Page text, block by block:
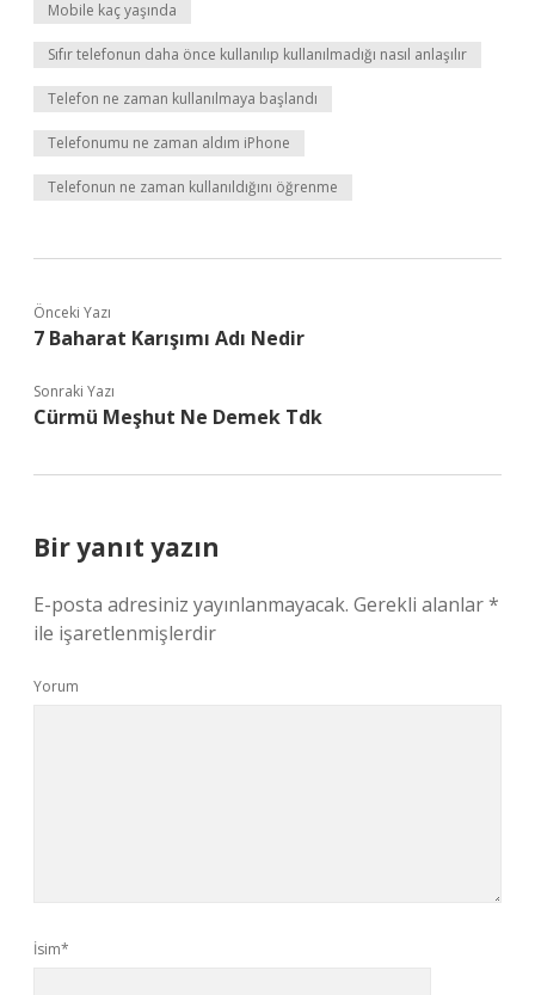
Mobile kaç yaşında
Sıfır telefonun daha önce kullanılıp kullanılmadığı nasıl anlaşılır
Telefon ne zaman kullanılmaya başlandı
Telefonumu ne zaman aldım iPhone
Telefonun ne zaman kullanıldığını öğrenme
Önceki Yazı
7 Baharat Karışımı Adı Nedir
Sonraki Yazı
Cürmü Meşhut Ne Demek Tdk
Bir yanıt yazın
E-posta adresiniz yayınlanmayacak. Gerekli alanlar*
ile işaretlenmişlerdir
Yorum
İsim*